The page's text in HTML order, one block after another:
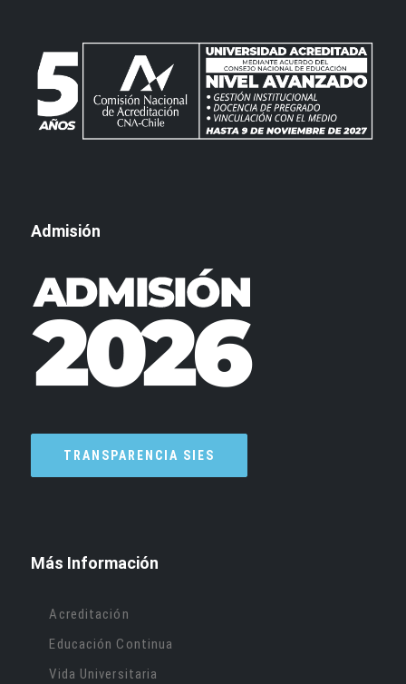
Más Información
Acreditación
Educación Continua
Vida Universitaria
Admisión
TRANSPARENCIA SIES